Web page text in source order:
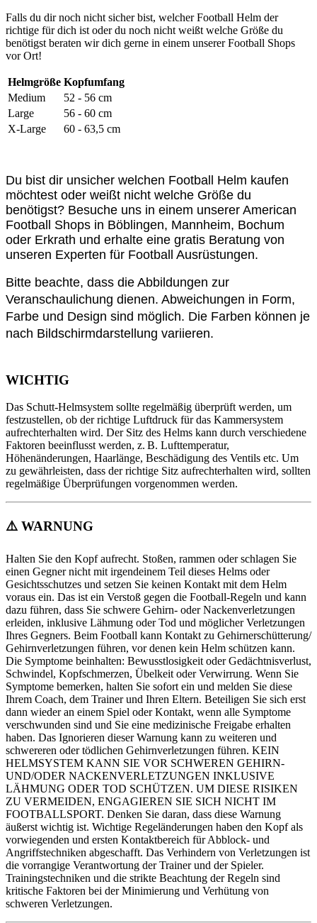
Falls du dir noch nicht sicher bist, welcher Football Helm der
richtige für dich ist oder du noch nicht weißt welche Größe du
benötigst beraten wir dich gerne in einem unserer Football Shops
vor Ort!
Helmgröße Kopfumfang
Medium
52 - 56 cm
Large
56 - 60 cm
X-Large
60 - 63,5 cm
Du bist dir unsicher welchen Football Helm kaufen
möchtest oder weißt nicht welche Größe du
benötigst? Besuche uns in einem unserer American
Football Shops in Böblingen, Mannheim, Bochum
oder Erkrath und erhalte eine gratis Beratung von
unseren Experten für Football Ausrüstungen.
Bitte beachte, dass die Abbildungen zur
Veranschaulichung dienen. Abweichungen in Form,
Farbe und Design sind möglich. Die Farben können je
nach Bildschirmdarstellung variieren.
WICHTIG
Das Schutt-Helmsystem sollte regelmäßig überprüft werden, um
festzustellen, ob der richtige Luftdruck für das Kammersystem
aufrechterhalten wird. Der Sitz des Helms kann durch verschiedene
Faktoren beeinflusst werden, z. B. Lufttemperatur,
Höhenänderungen, Haarlänge, Beschädigung des Ventils etc. Um
zu gewährleisten, dass der richtige Sitz aufrechterhalten wird, sollten
regelmäßige Überprüfungen vorgenommen werden.
⚠️ WARNUNG
Halten Sie den Kopf aufrecht. Stoßen, rammen oder schlagen Sie
einen Gegner nicht mit irgendeinem Teil dieses Helms oder
Gesichtsschutzes und setzen Sie keinen Kontakt mit dem Helm
voraus ein. Das ist ein Verstoß gegen die Football-Regeln und kann
dazu führen, dass Sie schwere Gehirn- oder Nackenverletzungen
erleiden, inklusive Lähmung oder Tod und möglicher Verletzungen
Ihres Gegners. Beim Football kann Kontakt zu Gehirnerschütterung/
Gehirnverletzungen führen, vor denen kein Helm schützen kann.
Die Symptome beinhalten: Bewusstlosigkeit oder Gedächtnisverlust,
Schwindel, Kopfschmerzen, Übelkeit oder Verwirrung. Wenn Sie
Symptome bemerken, halten Sie sofort ein und melden Sie diese
Ihrem Coach, dem Trainer und Ihren Eltern. Beteiligen Sie sich erst
dann wieder an einem Spiel oder Kontakt, wenn alle Symptome
verschwunden sind und Sie eine medizinische Freigabe erhalten
haben. Das Ignorieren dieser Warnung kann zu weiteren und
schwereren oder tödlichen Gehirnverletzungen führen. KEIN
HELMSYSTEM KANN SIE VOR SCHWEREN GEHIRN-
UND/ODER NACKENVERLETZUNGEN INKLUSIVE
LÄHMUNG ODER TOD SCHÜTZEN. UM DIESE RISIKEN
ZU VERMEIDEN, ENGAGIEREN SIE SICH NICHT IM
FOOTBALLSPORT. Denken Sie daran, dass diese Warnung
äußerst wichtig ist. Wichtige Regeländerungen haben den Kopf als
vorwiegenden und ersten Kontaktbereich für Abblock- und
Angriffstechniken abgeschafft. Das Verhindern von Verletzungen ist
die vorrangige Verantwortung der Trainer und der Spieler.
Trainingstechniken und die strikte Beachtung der Regeln sind
kritische Faktoren bei der Minimierung und Verhütung von
schweren Verletzungen.